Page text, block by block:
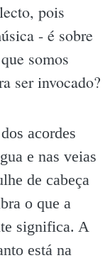
pois
- é sobre
somos
ser invocado?
acordes
e nas veias
de cabeça
o que a
significa. A
está na